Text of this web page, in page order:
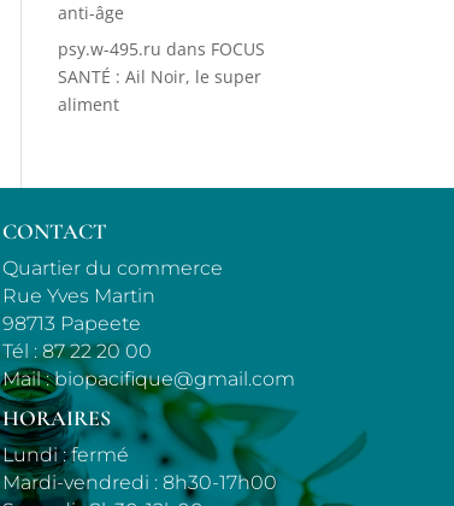
anti-âge
psy.w-495.ru dans FOCUS
SANTÉ : Ail Noir, le super
aliment
CONTACT
Quartier du commerce
Rue Yves Martin
98713 Papeete
Tél :87 22 20 00
Mail :biopacifique@gmail.com
HORAIRES
Lundi : fermé
Mardi-vendredi : 8h30-17h00